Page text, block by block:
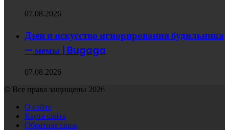
07.08.2026
Дзен и искусство игнорирования будильника
— мемы | Bugaga
07.08.2026
© Все права защищены 2026
О сайте
Карта сайта
Обратная связь